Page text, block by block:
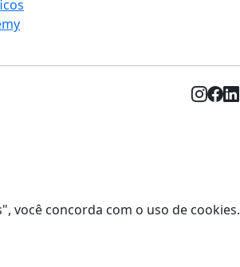
você concorda com o uso de cookies.